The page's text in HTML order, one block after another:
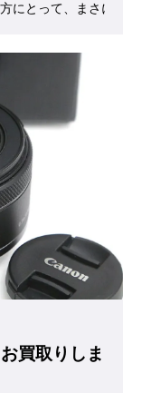
にとって、まさに“ち
買取りしま